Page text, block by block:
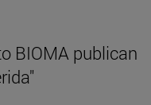
BIOMA publican